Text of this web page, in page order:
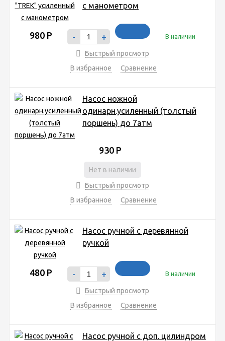
с манометром
980 Р - + В наличии
Быстрый просмотр
В избранное
Сравнение
Насос ножной
одинарн.усиленный (толстый
поршень) до 7атм
930 Р
Нет в наличии
Быстрый просмотр
В избранное
Сравнение
Насос ручной с деревянной
ручкой
480 Р - + В наличии
Быстрый просмотр
В избранное
Сравнение
Насос ручной с доп. цилиндром